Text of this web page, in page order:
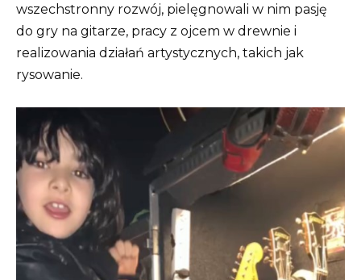
wszechstronny rozwój, pielęgnowali w nim pasję
do gry na gitarze, pracy z ojcem w drewnie i
realizowania działań artystycznych, takich jak
rysowanie.